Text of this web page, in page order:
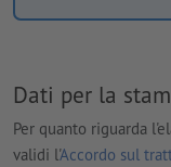
Dati per la
Per quanto riguarda
validi l'Accordo sul